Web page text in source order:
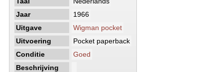
Jaar
1966
Uitgave
Wigman pocket
Uitvoering
Pocket paperback
Conditie
Goed
Beschrijving